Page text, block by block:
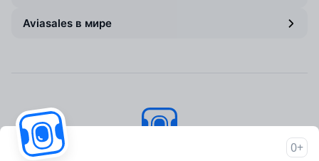
Aviasales в мире
0+